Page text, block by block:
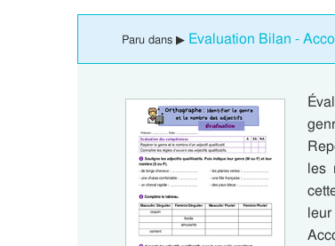
Paru dans ▶ Evaluation Bilan -
les